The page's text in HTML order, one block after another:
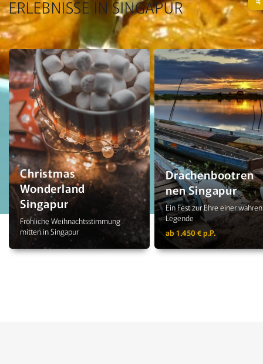
ERLEBNISSE IN SINGAPUR
Christmas
Wonderland
Singapur
Fröhliche Weihnachtsstimmung
mitten in Singapur
Drachenbootren
nen Singapur
Ein Fest zur Ehre einer wahren
Legende
ab 1.450 € p.P.